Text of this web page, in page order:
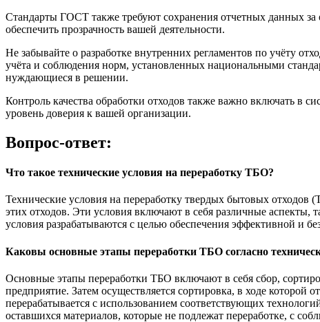
Стандарты ГОСТ также требуют сохранения отчетных данных за
обеспечить прозрачность вашей деятельности.
Не забывайте о разработке внутренних регламентов по учёту
учёта и соблюдения норм, установленных национальными
нуждающиеся в решении.
Контроль качества обработки отходов также важно включать
уровень доверия к вашей организации.
Вопрос-ответ:
Что такое технические условия на переработку ТБО?
Технические условия на переработку твердых бытовых отходов
этих отходов. Эти условия включают в себя различные аспекты,
условия разрабатываются с целью обеспечения эффективной и
Каковы основные этапы переработки ТБО согласно
Основные этапы переработки ТБО включают в себя сбор,
предприятие. Затем осуществляется сортировка, в ходе
перерабатывается с использованием соответствующих
оставшихся материалов, которые не подлежат переработке, с